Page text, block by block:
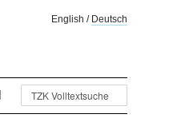
English / Deutsch